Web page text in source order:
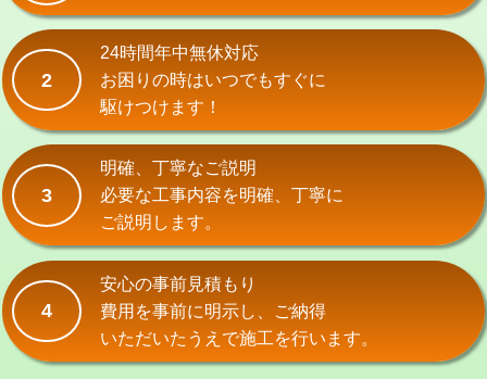
（P/S/ポップアップ））
交換・取付（その他部品）
持込商品取付（単水栓）
持込商品取付（混合水栓） 16,500円
持込商品取付（浄水器・分岐水栓） 16,500円
給水管工事※（ホール加工)
給水管工事※（バンド止め)
給水管工事※（支持金具設置) 5,500円
給水管工事※（保温材使用（バンド止
5,500円
2
24時間年中無休対応
お困りの時はいつでもすぐに
駆けつけます！
3
明確、丁寧なご説明
必要な工事内容を明確、丁寧に
ご説明します。
4
安心の事前見積もり
費用を事前に明示し、ご納得
いただいたうえで施工を行います。